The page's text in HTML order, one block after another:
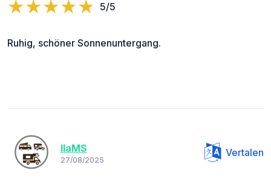
5/5
Ruhig, schöner Sonnenuntergang.
IlaMS
27/08/2025
Vertalen